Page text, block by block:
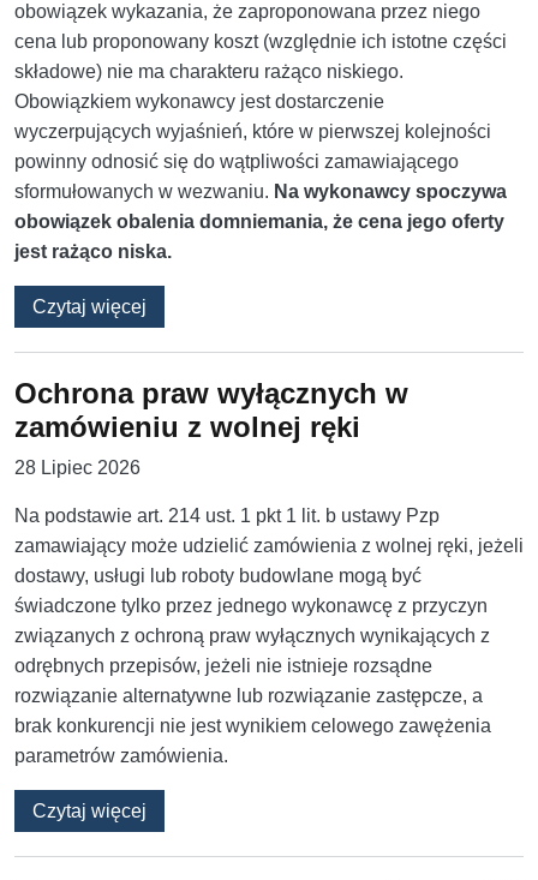
obowiązek wykazania, że zaproponowana przez niego
cena lub proponowany koszt (względnie ich istotne części
składowe) nie ma charakteru rażąco niskiego.
Obowiązkiem wykonawcy jest dostarczenie
wyczerpujących wyjaśnień, które w pierwszej kolejności
powinny odnosić się do wątpliwości zamawiającego
sformułowanych w wezwaniu. Na wykonawcy spoczywa
obowiązek obalenia domniemania, że cena jego oferty
jest rażąco niska.
Czytaj więcej
Ochrona praw wyłącznych w
zamówieniu z wolnej ręki
28 Lipiec 2026
Na podstawie art. 214 ust. 1 pkt 1 lit. b ustawy Pzp
zamawiający może udzielić zamówienia z wolnej ręki, jeżeli
dostawy, usługi lub roboty budowlane mogą być
świadczone tylko przez jednego wykonawcę z przyczyn
związanych z ochroną praw wyłącznych wynikających z
odrębnych przepisów, jeżeli nie istnieje rozsądne
rozwiązanie alternatywne lub rozwiązanie zastępcze, a
brak konkurencji nie jest wynikiem celowego zawężenia
parametrów zamówienia.
Czytaj więcej